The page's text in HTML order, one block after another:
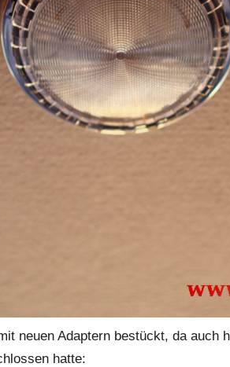
neuen Adaptern bestückt, da auch
hatte: